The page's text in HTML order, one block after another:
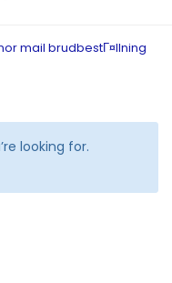
mail brudbestГ¤llning
looking for.